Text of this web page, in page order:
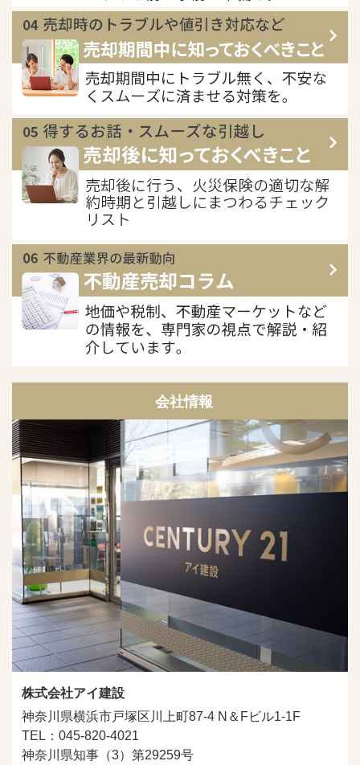
会社情報
株式会社アイ建設
神奈川県横浜市戸塚区川上町87-4 N＆Fビル1-1F
TEL：045-820-4021
神奈川県知事（3）第29259号